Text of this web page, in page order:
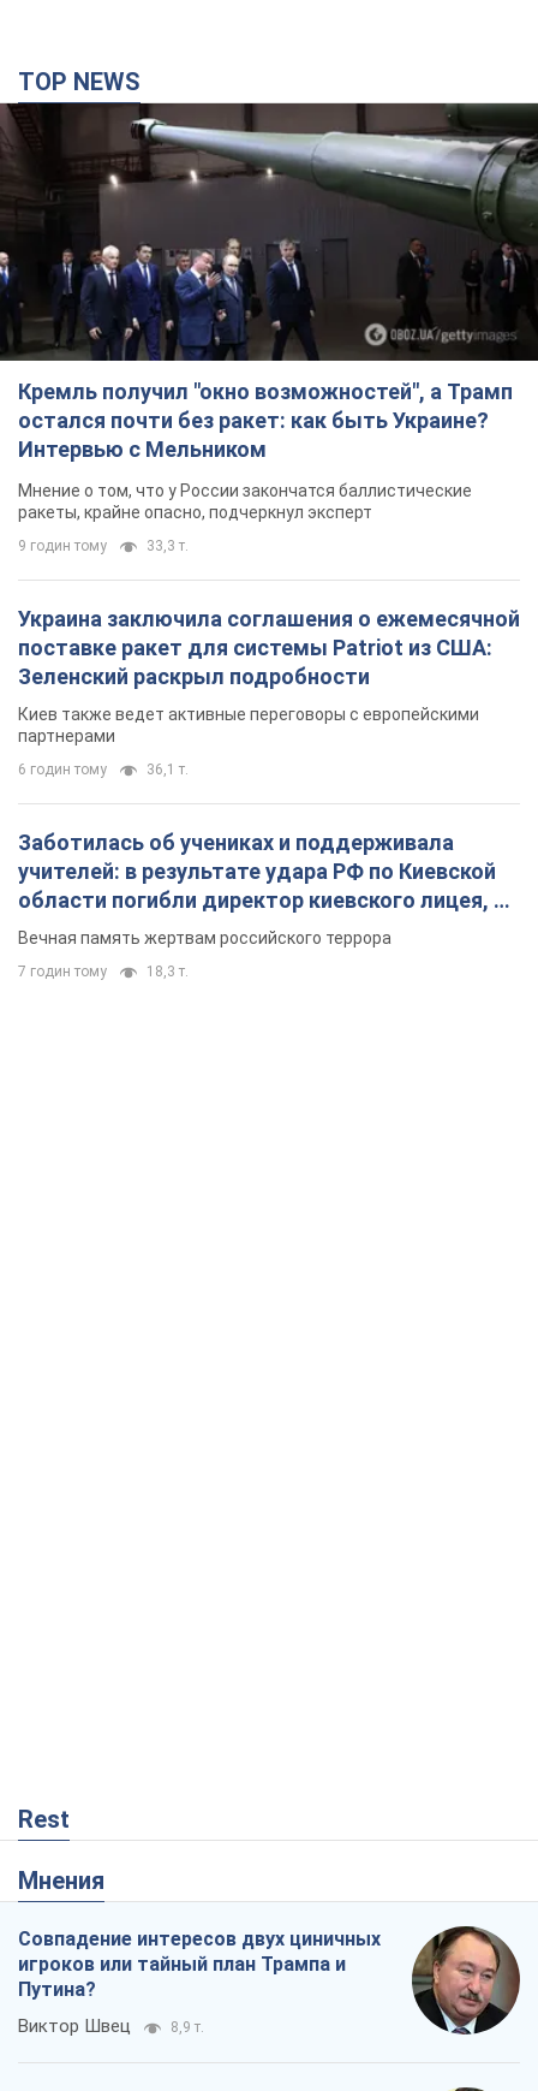
TOP NEWS
Кремль получил "окно возможностей", а Трамп
остался почти без ракет: как быть Украине?
Интервью с Мельником
Мнение о том, что у России закончатся баллистические
ракеты, крайне опасно, подчеркнул эксперт
9 годин тому 33,3 т.
Украина заключила соглашения о ежемесячной
поставке ракет для системы Patriot из США:
Зеленский раскрыл подробности
Киев также ведет активные переговоры с европейскими
партнерами
6 годин тому 36,1 т.
Заботилась об учениках и поддерживала
учителей: в результате удара РФ по Киевской
области погибли директор киевского лицея, её
муж и внук
Вечная память жертвам российского террора
7 годин тому 18,3 т.
Rest
Мнения
Совпадение интересов двух циничных
игроков или тайный план Трампа и
Путина?
Виктор Швец 8,9 т.